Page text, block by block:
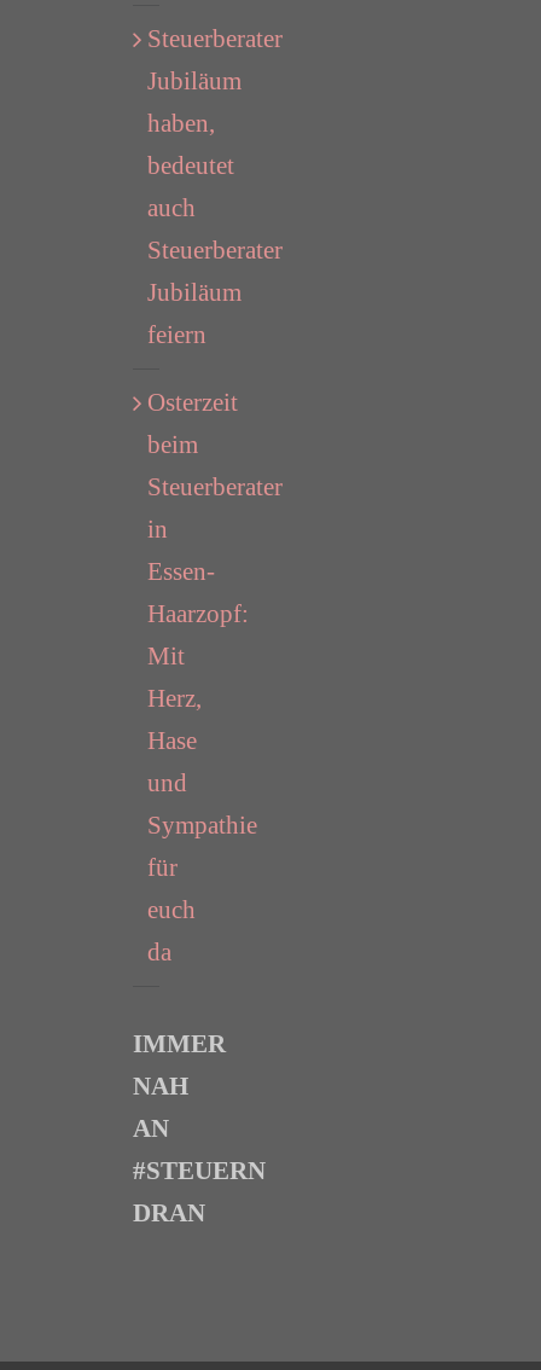
Steuerberater
Jubiläum
haben,
bedeutet
auch
Steuerberater
Jubiläum
feiern
Osterzeit
beim
Steuerberater
in
Essen-
Haarzopf:
Mit
Herz,
Hase
und
Sympathie
für
euch
da
IMMER
NAH
AN
#STEUERN
DRAN